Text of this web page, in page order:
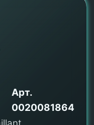
Арт.
0020081864